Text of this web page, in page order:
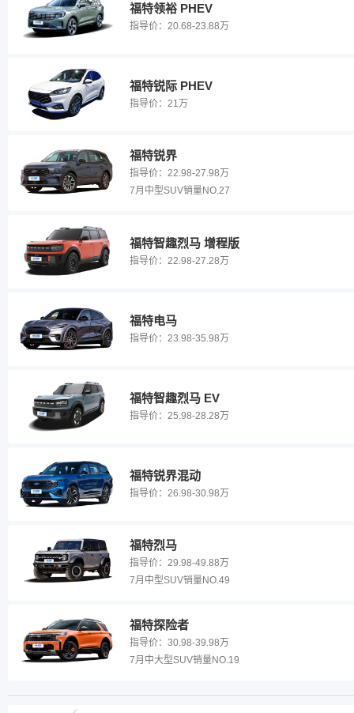
福特领裕 PHEV
指导价： 20.68-23.88万
福特锐际 PHEV
指导价： 21万
福特锐界
指导价： 22.98-27.98万
7月中型SUV销量NO.27
福特智趣烈马 增程版
指导价： 22.98-27.28万
福特电马
指导价： 23.98-35.98万
福特智趣烈马 EV
指导价： 25.98-28.28万
福特锐界混动
指导价： 26.98-30.98万
福特烈马
指导价： 29.98-49.88万
7月中型SUV销量NO.49
福特探险者
指导价： 30.98-39.98万
7月中大型SUV销量NO.19